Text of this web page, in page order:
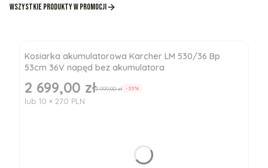
Wszystkie produkty w promocji
Kosiarka akumulatorowa Karcher LM 530/36 Bp
53cm 36V napęd bez akumulatora
Cena promocyjna
2 699,00 zł3 999,00 zł -33%
lub 10 × 270 PLN